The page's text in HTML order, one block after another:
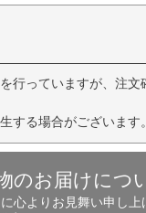
行っていますが、注
する場合がございます。
のお届けにつ
心よりお見舞い申し上